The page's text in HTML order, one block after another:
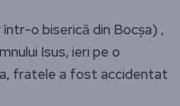
o biserică din Bocșa) ,
Isus, ieri pe o
fratele a fost accidentat